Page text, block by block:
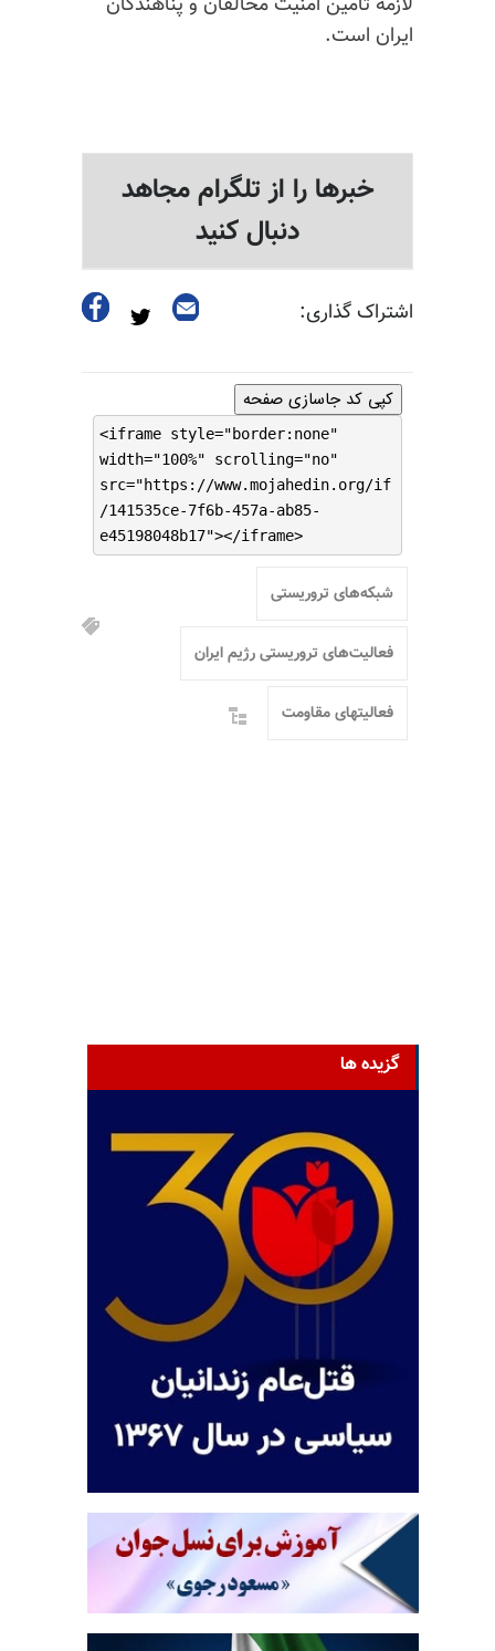
ایران است.
خبرها را از تلگرام مجاهد
دنبال کنید
اشتراک گذاری:
کپی کد جاسازی صفحه
<iframe style="border:none"
width="100%" scrolling="no"
src="https://www.mojahedin.org/if
/141535ce-7f6b-457a-ab85-
e45198048b17"></iframe>
شبکه‌های تروریستی
فعالیت‌های تروریستی رژیم ایران
فعالیتهای مقاومت
گزیده ها